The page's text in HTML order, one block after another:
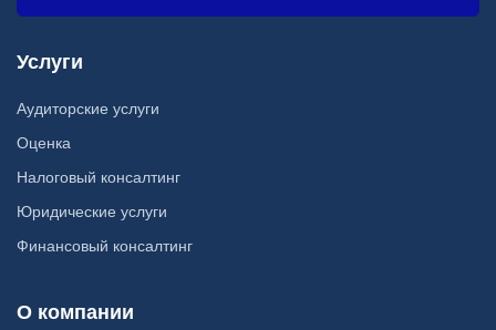
Услуги
Аудиторские услуги
Оценка
Налоговый консалтинг
Юридические услуги
Финансовый консалтинг
О компании